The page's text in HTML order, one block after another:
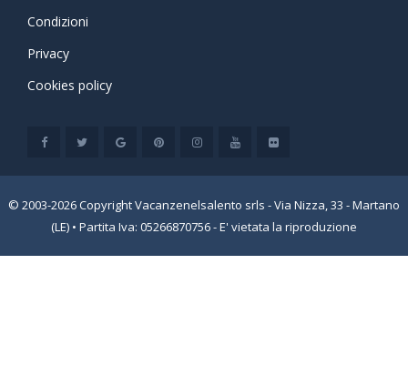
Condizioni
Privacy
Cookies policy
© 2003-2026 Copyright Vacanzenelsalento srls - Via Nizza, 33 - Martano
(LE) • Partita Iva: 05266870756 - E' vietata la riproduzione